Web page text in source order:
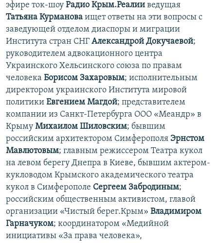
эфире ток-шоу Радио Крым.Реалии ведущая
Татьяна Курманова ищет ответы на эти вопросы с
заведующей отделом диаспоры и миграции
Института стран СНГ Александрой Докучаевой;
руководителем адвокационного центра
Украинского Хельсинского союза по правам
человека Борисом Захаровым; исполнительным
директором украинского Института мировой
политики Евгением Магдой; представителем
компании из Санкт-Петербурга ООО «Меандр» в
Крыму Михаилом Шиловским; бывшим
российским архитектором Симферополя Эрнстом
Мавлютовым; главным режиссером Театра кукол
на левом берегу Днепра в Киеве, бывшим актером-
кукловодом Крымского академического театра
кукол в Симферополе Сергеем Забродиным;
российским общественным активистом, главой
организации «Чистый берег.Крым» Владимиром
Гарначуком; координатором «Медийной
инициативы «За права человека»,